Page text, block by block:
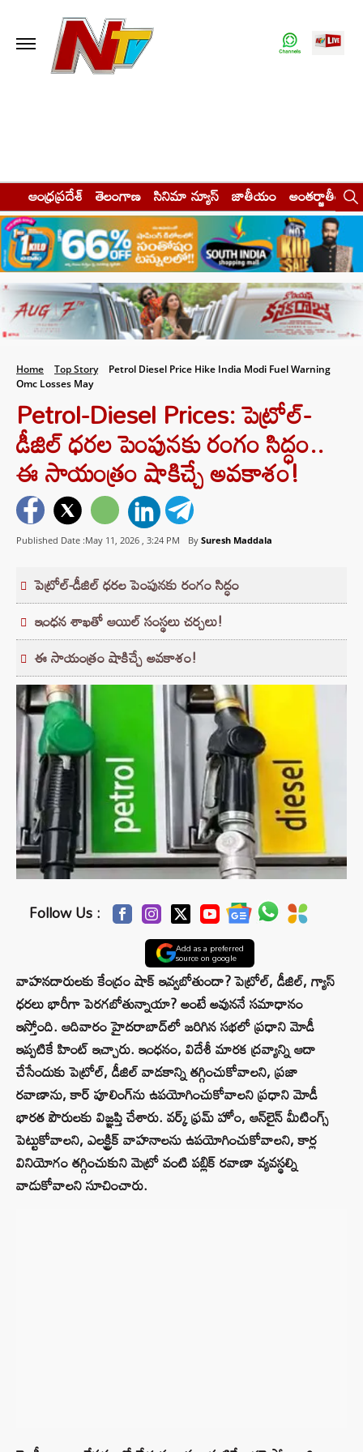
ఆంధ్రప్రదేశ్ తెలంగాణ సినిమా న్యూస్ జాతీయం అంతర్జాతీయం
Home Top Story
Petrol Diesel Price Hike India Modi Fuel Warning
Omc Losses May
Petrol-Diesel Prices: పెట్రోల్-
డీజిల్ ధరల పెంపునకు రంగం సిద్ధం..
ఈ సాయంత్రం షాకిచ్చే అవకాశం!
Published Date :May 11, 2026 , 3:24 PM By Suresh Maddala
పెట్రోల్-డీజిల్ ధరల పెంపునకు రంగం సిద్ధం
ఇంధన శాఖతో ఆయిల్ సంస్థలు చర్చలు!
ఈ సాయంత్రం షాకిచ్చే అవకాశం!
Follow Us :
Add as a preferred
source on google
వాహనదారులకు కేంద్రం షాక్ ఇవ్వబోతుందా? పెట్రోల్, డీజిల్, గ్యాస్
ధరలు భారీగా పెరగబోతున్నాయా? అంటే అవుననే సమాధానం
ఇస్తోంది. ఆదివారం హైదరాబాద్‌లో జరిగిన సభలో ప్రధాని మోడీ
ఇప్పటికే హింట్ ఇచ్చారు. ఇంధనం, విదేశీ మారక ద్రవ్యాన్ని ఆదా
చేసేందుకు పెట్రోల్, డీజిల్ వాడకాన్ని తగ్గించుకోవాలని, ప్రజా
రవాణాను, కార్ పూలింగ్‌ను ఉపయోగించుకోవాలని ప్రధాని మోడీ
భారత పౌరులకు విజ్ఞప్తి చేశారు. వర్క్ ఫ్రమ్ హోం, ఆన్‌లైన్ మీటింగ్స్
పెట్టుకోవాలని, ఎలక్ట్రిక్ వాహనాలను ఉపయోగించుకోవాలని, కార్ల
వినియోగం తగ్గించుకుని మెట్రో వంటి పబ్లిక్ రవాణా వ్యవస్థల్ని
వాడుకోవాలని సూచించారు.